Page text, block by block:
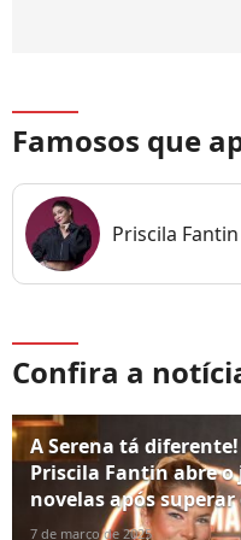
Famosos que
Priscila Fantin
Confira a
A Serena tá
Priscila Fantin abre
novelas após
7 de março de 2025